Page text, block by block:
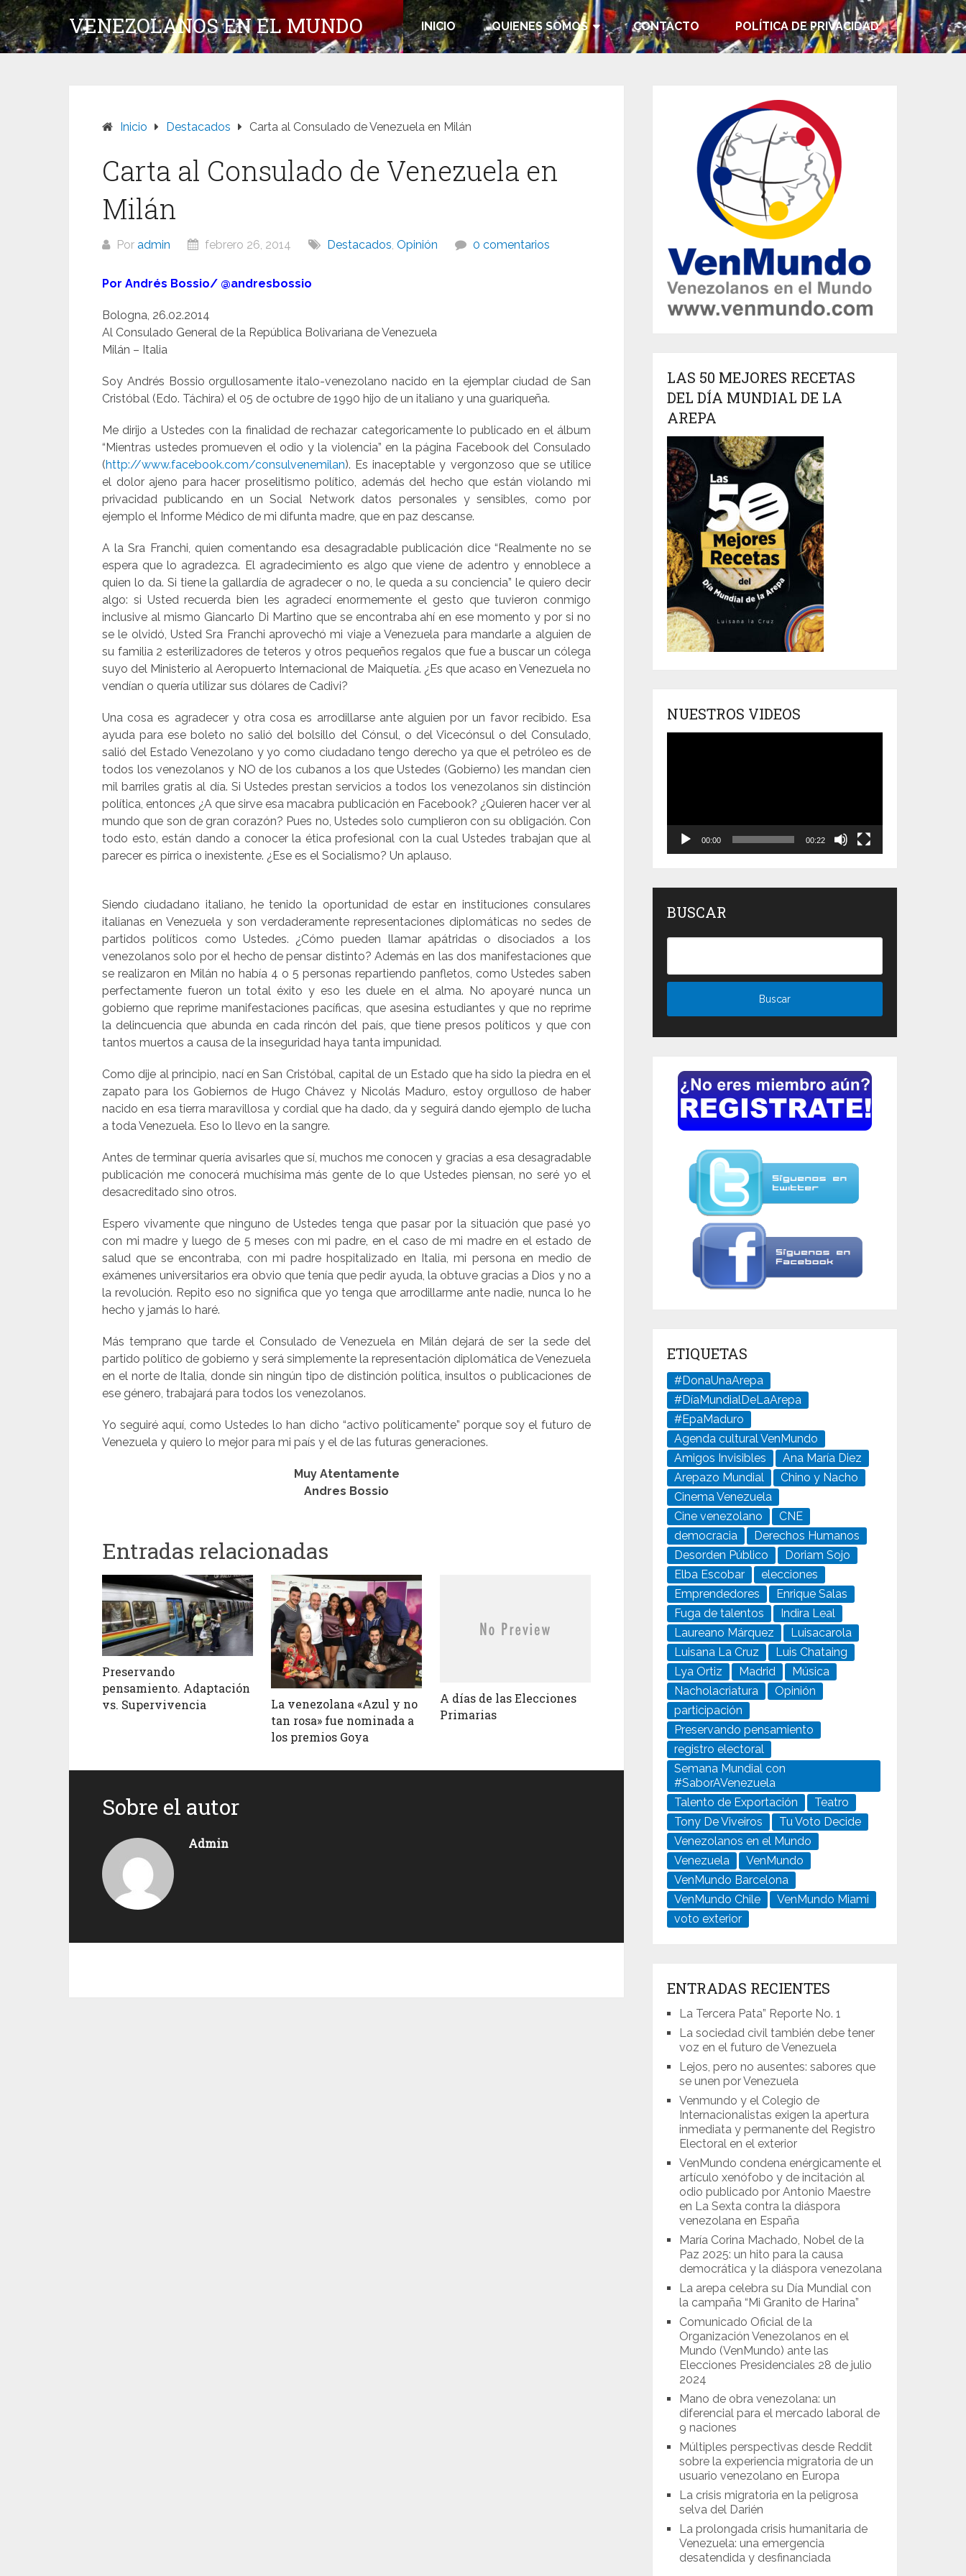
Saltar
al
contenido
VENEZOLANOS EN EL MUNDO INICIO QUIENES SOMOS CONTACTO POLÍTICA DE PRIVACIDAD
Inicio Destacados Carta al Consulado de Venezuela en Milán
Carta al Consulado de Venezuela en
Milán
Por admin febrero 26, 2014 Destacados, Opinión 0 comentarios
Por Andrés Bossio/ @andresbossio
Bologna, 26.02.2014
Al Consulado General de la República Bolivariana de Venezuela
Milán – Italia
Soy Andrés Bossio orgullosamente italo-venezolano nacido en la ejemplar ciudad de San
Cristóbal (Edo. Táchira) el 05 de octubre de 1990 hijo de un italiano y una guariqueña.
Me dirijo a Ustedes con la finalidad de rechazar categoricamente lo publicado en el álbum
“Mientras ustedes promueven el odio y la violencia” en la página Facebook del Consulado
(http://www.facebook.com/consulvenemilan). Es inaceptable y vergonzoso que se utilice
el dolor ajeno para hacer proselitismo político, además del hecho que están violando mi
privacidad publicando en un Social Network datos personales y sensibles, como por
ejemplo el Informe Médico de mi difunta madre, que en paz descanse.
A la Sra Franchi, quien comentando esa desagradable publicación dice “Realmente no se
espera que lo agradezca. El agradecimiento es algo que viene de adentro y ennoblece a
quien lo da. Si tiene la gallardía de agradecer o no, le queda a su conciencia” le quiero decir
algo: si Usted recuerda bien les agradecí enormemente el gesto que tuvieron conmigo
inclusive al mismo Giancarlo Di Martino que se encontraba ahí en ese momento y por si no
se le olvidó, Usted Sra Franchi aprovechó mi viaje a Venezuela para mandarle a alguien de
su familia 2 esterilizadores de teteros y otros pequeños regalos que fue a buscar un cólega
suyo del Ministerio al Aeropuerto Internacional de Maiquetía. ¿Es que acaso en Venezuela no
vendían o quería utilizar sus dólares de Cadivi?
Una cosa es agradecer y otra cosa es arrodillarse ante alguien por un favor recibido. Esa
ayuda para ese boleto no salió del bolsillo del Cónsul, o del Vicecónsul o del Consulado,
salió del Estado Venezolano y yo como ciudadano tengo derecho ya que el petróleo es de
todos los venezolanos y NO de los cubanos a los que Ustedes (Gobierno) les mandan cien
mil barriles gratis al día. Si Ustedes prestan servicios a todos los venezolanos sin distinción
política, entonces ¿A que sirve esa macabra publicación en Facebook? ¿Quieren hacer ver al
mundo que son de gran corazón? Pues no, Ustedes solo cumplieron con su obligación. Con
todo esto, están dando a conocer la ética profesional con la cual Ustedes trabajan que al
parecer es pírrica o inexistente. ¿Ese es el Socialismo? Un aplauso.
Siendo ciudadano italiano, he tenido la oportunidad de estar en instituciones consulares
italianas en Venezuela y son verdaderamente representaciones diplomáticas no sedes de
partidos políticos como Ustedes. ¿Cómo pueden llamar apátridas o disociados a los
venezolanos solo por el hecho de pensar distinto? Además en las dos manifestaciones que
se realizaron en Milán no había 4 o 5 personas repartiendo panfletos, como Ustedes saben
perfectamente fueron un total éxito y eso les duele en el alma. No apoyaré nunca un
gobierno que reprime manifestaciones pacíficas, que asesina estudiantes y que no reprime
la delincuencia que abunda en cada rincón del país, que tiene presos políticos y que con
tantos muertos a causa de la inseguridad haya tanta impunidad.
Como dije al principio, nací en San Cristóbal, capital de un Estado que ha sido la piedra en el
zapato para los Gobiernos de Hugo Chávez y Nicolás Maduro, estoy orgulloso de haber
nacido en esa tierra maravillosa y cordial que ha dado, da y seguirá dando ejemplo de lucha
a toda Venezuela. Eso lo llevo en la sangre.
Antes de terminar quería avisarles que sí, muchos me conocen y gracias a esa desagradable
publicación me conocerá muchísima más gente de lo que Ustedes piensan, no seré yo el
desacreditado sino otros.
Espero vivamente que ninguno de Ustedes tenga que pasar por la situación que pasé yo
con mi madre y luego de 5 meses con mi padre, en el caso de mi madre en el estado de
salud que se encontraba, con mi padre hospitalizado en Italia, mi persona en medio de
exámenes universitarios era obvio que tenía que pedir ayuda, la obtuve gracias a Dios y no a
la revolución. Repito eso no significa que yo tenga que arrodillarme ante nadie, nunca lo he
hecho y jamás lo haré.
Más temprano que tarde el Consulado de Venezuela en Milán dejará de ser la sede del
partido político de gobierno y será simplemente la representación diplomática de Venezuela
en el norte de Italia, donde sin ningún tipo de distinción política, insultos o publicaciones de
ese género, trabajará para todos los venezolanos.
Yo seguiré aquí, como Ustedes lo han dicho “activo políticamente” porque soy el futuro de
Venezuela y quiero lo mejor para mi país y el de las futuras generaciones.
Muy Atentamente
Andres Bossio
Entradas relacionadas
Preservando
pensamiento. Adaptación
vs. Supervivencia
La venezolana «Azul y no
tan rosa» fue nominada a
los premios Goya
A días de las Elecciones
Primarias
Sobre el autor
Admin
LAS 50 MEJORES RECETAS
DEL DÍA MUNDIAL DE LA
AREPA
NUESTROS VIDEOS
00:00 00:22
BUSCAR
ETIQUETAS
#DonaUnaArepa
#DíaMundialDeLaArepa
#EpaMaduro
Agenda cultural VenMundo
Amigos Invisibles
Ana María Diez
Arepazo Mundial
Chino y Nacho
Cinema Venezuela
Cine venezolano
CNE
democracia
Derechos Humanos
Desorden Público
Doriam Sojo
Elba Escobar
elecciones
Emprendedores
Enrique Salas
Fuga de talentos
Indira Leal
Laureano Márquez
Luisacarola
Luisana La Cruz
Luis Chataing
Lya Ortiz
Madrid
Música
Nacholacriatura
Opinión
participación
Preservando pensamiento
registro electoral
Semana Mundial con
#SaborAVenezuela
Talento de Exportación
Teatro
Tony De Viveiros
Tu Voto Decide
Venezolanos en el Mundo
Venezuela
VenMundo
VenMundo Barcelona
VenMundo Chile
VenMundo Miami
voto exterior
ENTRADAS RECIENTES
La Tercera Pata” Reporte No. 1
La sociedad civil también debe tener
voz en el futuro de Venezuela
Lejos, pero no ausentes: sabores que
se unen por Venezuela
Venmundo y el Colegio de
Internacionalistas exigen la apertura
inmediata y permanente del Registro
Electoral en el exterior
VenMundo condena enérgicamente el
artículo xenófobo y de incitación al
odio publicado por Antonio Maestre
en La Sexta contra la diáspora
venezolana en España
María Corina Machado, Nobel de la
Paz 2025: un hito para la causa
democrática y la diáspora venezolana
La arepa celebra su Día Mundial con
la campaña “Mi Granito de Harina”
Comunicado Oficial de la
Organización Venezolanos en el
Mundo (VenMundo) ante las
Elecciones Presidenciales 28 de julio
2024
Mano de obra venezolana: un
diferencial para el mercado laboral de
9 naciones
Múltiples perspectivas desde Reddit
sobre la experiencia migratoria de un
usuario venezolano en Europa
La crisis migratoria en la peligrosa
selva del Darién
La prolongada crisis humanitaria de
Venezuela: una emergencia
desatendida y desfinanciada